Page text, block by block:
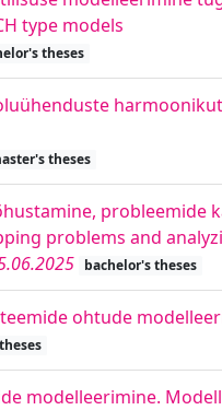
type models
theses
theses
probleemide
problems and
bachelor's theses
ohtude
modelleerimine.